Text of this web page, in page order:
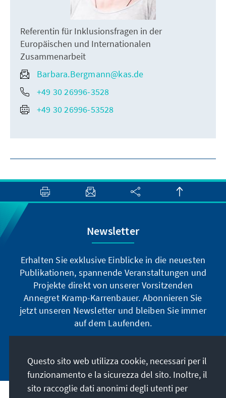
Referentin für Inklusionsfragen in der
Europäischen und Internationalen
Zusammenarbeit
Barbara.Bergmann@kas.de
+49 30 26996-3528
+49 30 26996-53528
Newsletter
Erhalten Sie exklusive Einblicke in die neuesten
Publikationen, spannende Veranstaltungen und
Projekte direkt von unserer Vorsitzenden
Annegret Kramp-Karrenbauer. Abonnieren Sie
jetzt unseren Newsletter und bleiben Sie immer
auf dem Laufenden.
Questo sito web utilizza cookie, necessari per il
funzionamento e la sicurezza del sito. Inoltre, il
sito raccoglie dati anonimi degli utenti per